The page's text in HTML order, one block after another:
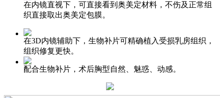
在内镜直视下，可直接看到奥美定材料，不伤及正常组
织直接取出奥美定包膜。
在3D内镜辅助下，生物补片可精确植入受损乳房组织，
组织修复更快。
配合生物补片，术后胸型自然、魅惑、动感。